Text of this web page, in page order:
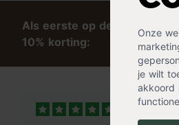
Onze
je wilt
akkoord
Als eerste op de hoogte
10% korting: